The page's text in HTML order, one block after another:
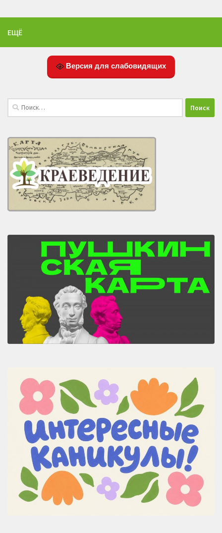
ЕЩЁ
Версия для слабовидящих
Найти: